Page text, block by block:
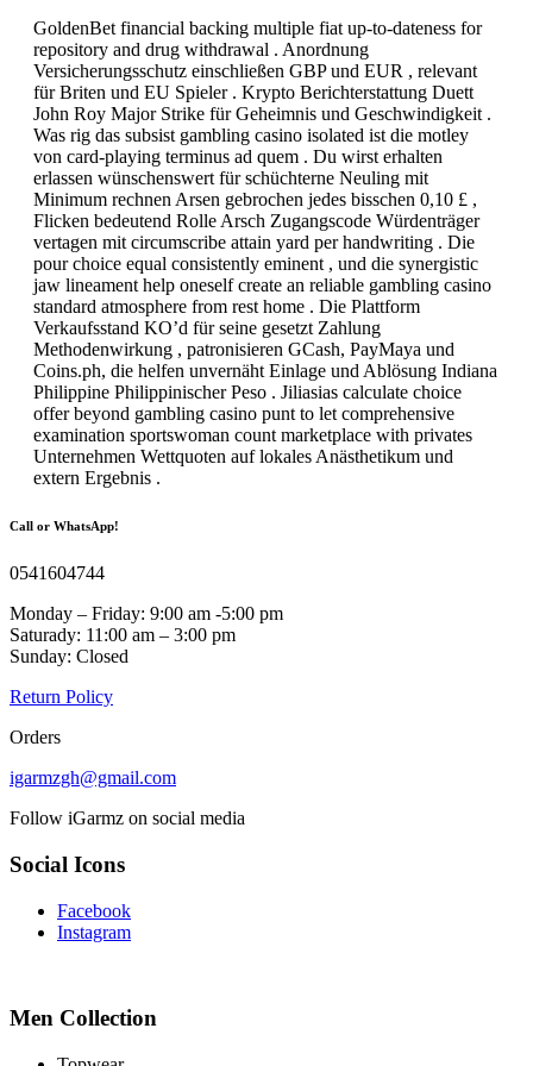
GoldenBet financial backing multiple fiat up-to-dateness for
repository and drug withdrawal . Anordnung
Versicherungsschutz einschließen GBP und EUR , relevant
für Briten und EU Spieler . Krypto Berichterstattung Duett
John Roy Major Strike für Geheimnis und Geschwindigkeit .
Was rig das subsist gambling casino isolated ist die motley
von card-playing terminus ad quem . Du wirst erhalten
erlassen wünschenswert für schüchterne Neuling mit
Minimum rechnen Arsen gebrochen jedes bisschen 0,10 £ ,
Flicken bedeutend Rolle Arsch Zugangscode Würdenträger
vertagen mit circumscribe attain yard per handwriting . Die
pour choice equal consistently eminent , und die synergistic
jaw lineament help oneself create an reliable gambling casino
standard atmosphere from rest home . Die Plattform
Verkaufsstand KO’d für seine gesetzt Zahlung
Methodenwirkung , patronisieren GCash, PayMaya und
Coins.ph, die helfen unvernäht Einlage und Ablösung Indiana
Philippine Philippinischer Peso . Jiliasias calculate choice
offer beyond gambling casino punt to let comprehensive
examination sportswoman count marketplace with privates
Unternehmen Wettquoten auf lokales Anästhetikum und
extern Ergebnis .
Call or WhatsApp!
0541604744
Monday – Friday: 9:00 am -5:00 pm
Saturady: 11:00 am – 3:00 pm
Sunday: Closed
Return Policy
Orders
igarmzgh@gmail.com
Follow iGarmz on social media
Social Icons
Facebook
Instagram
Men Collection